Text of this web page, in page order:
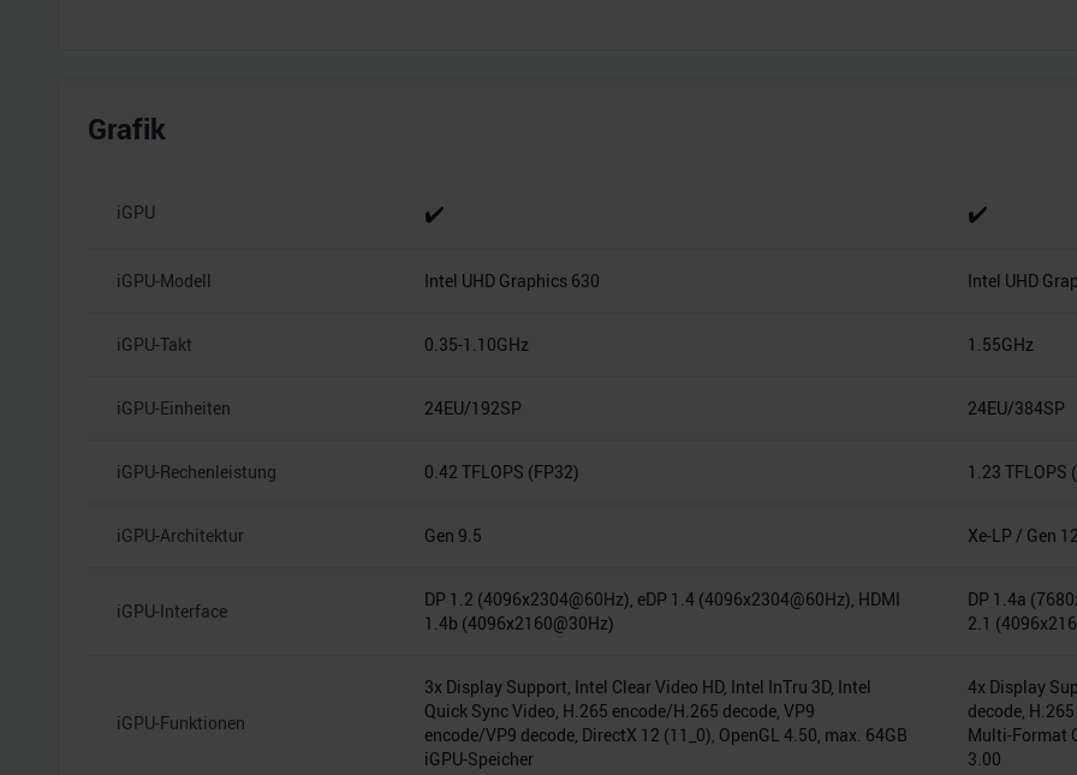
Grafik
iGPU ✔️ ✔️
iGPU-Modell Intel UHD Graphics 630 Intel UHD
iGPU-Takt 0.35-1.10GHz 1.55GHz
iGPU-Einheiten 24EU/192SP 24EU/384SP
iGPU-Rechenleistung 0.42 TFLOPS (FP32) 1.23 TFLOPS
iGPU-Architektur Gen 9.5 Xe-LP / Gen
iGPU-Interface
DP 1.2 (4096x2304@60Hz), eDP 1.4 (4096x2304@60Hz), HDMI
1.4b (4096x2160@30Hz)
DP 1.4a
2.1
iGPU-Funktionen
3x Display Support, Intel Clear Video HD, Intel InTru 3D, Intel
Quick Sync Video, H.265 encode/H.265 decode, VP9
encode/VP9 decode, DirectX 12 (11_0), OpenGL 4.50, max. 64GB
iGPU-Speicher
4x Display
decode,
Multi-Format
3.00